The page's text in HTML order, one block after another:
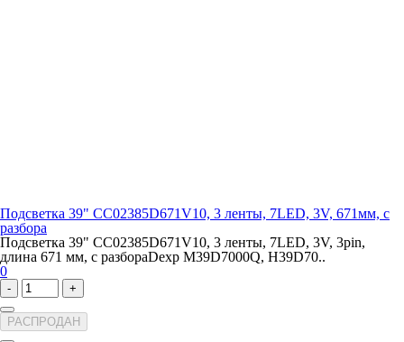
Подсветка 39" CC02385D671V10, 3 ленты, 7LED, 3V, 671мм, с
разбора
Подсветка 39" CC02385D671V10, 3 ленты, 7LED, 3V, 3pin,
длина 671 мм, с разбораDexp M39D7000Q, H39D70..
0
- +
РАСПРОДАН